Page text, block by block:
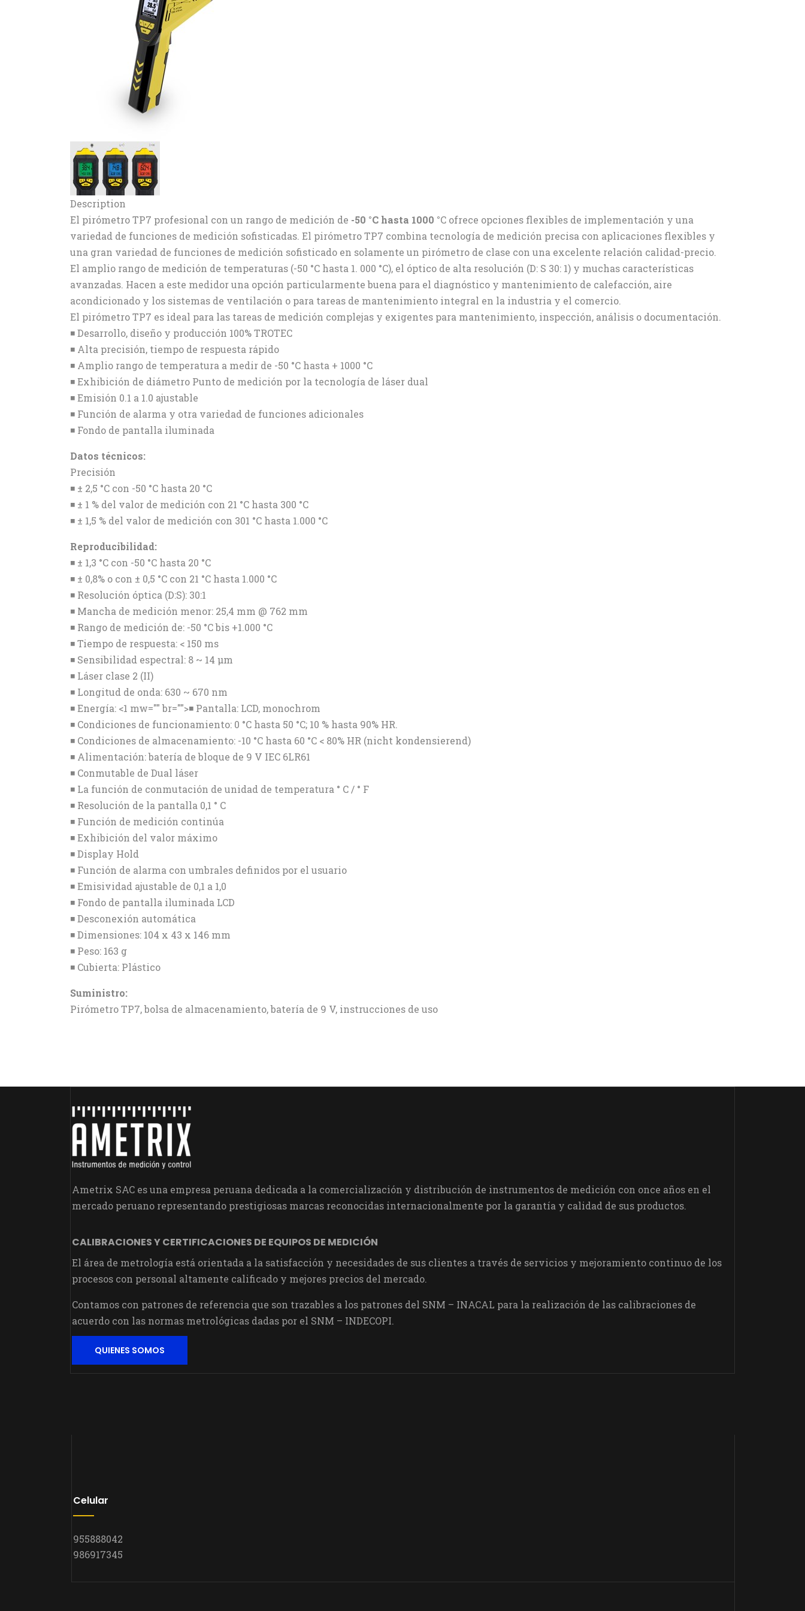
Description
El pirómetro TP7 profesional con un rango de medición de -50 °C hasta 1000 °C ofrece opciones flexibles de implementación y una
variedad de funciones de medición sofisticadas. El pirómetro TP7 combina tecnología de medición precisa con aplicaciones flexibles y
una gran variedad de funciones de medición sofisticado en solamente un pirómetro de clase con una excelente relación calidad-precio.
El amplio rango de medición de temperaturas (-50 °C hasta 1. 000 °C), el óptico de alta resolución (D: S 30: 1) y muchas características
avanzadas. Hacen a este medidor una opción particularmente buena para el diagnóstico y mantenimiento de calefacción, aire
acondicionado y los sistemas de ventilación o para tareas de mantenimiento integral en la industria y el comercio.
El pirómetro TP7 es ideal para las tareas de medición complejas y exigentes para mantenimiento, inspección, análisis o documentación.
◾ Desarrollo, diseño y producción 100% TROTEC
◾ Alta precisión, tiempo de respuesta rápido
◾ Amplio rango de temperatura a medir de -50 °C hasta + 1000 °C
◾ Exhibición de diámetro Punto de medición por la tecnología de láser dual
◾ Emisión 0.1 a 1.0 ajustable
◾ Función de alarma y otra variedad de funciones adicionales
◾ Fondo de pantalla iluminada
Datos técnicos:
Precisión
◾ ± 2,5 °C con -50 °C hasta 20 °C
◾ ± 1 % del valor de medición con 21 °C hasta 300 °C
◾ ± 1,5 % del valor de medición con 301 °C hasta 1.000 °C
Reproducibilidad:
◾ ± 1,3 °C con -50 °C hasta 20 °C
◾ ± 0,8% o con ± 0,5 °C con 21 °C hasta 1.000 °C
◾ Resolución óptica (D:S): 30:1
◾ Mancha de medición menor: 25,4 mm @ 762 mm
◾ Rango de medición de: -50 °C bis +1.000 °C
◾ Tiempo de respuesta: < 150 ms
◾ Sensibilidad espectral: 8 ~ 14 µm
◾ Láser clase 2 (II)
◾ Longitud de onda: 630 ~ 670 nm
◾ Energía: <1 mw="" br="">◾ Pantalla: LCD, monochrom
◾ Condiciones de funcionamiento: 0 °C hasta 50 °C; 10 % hasta 90% HR.
◾ Condiciones de almacenamiento: -10 °C hasta 60 °C < 80% HR (nicht kondensierend)
◾ Alimentación: batería de bloque de 9 V IEC 6LR61
◾ Conmutable de Dual láser
◾ La función de conmutación de unidad de temperatura ° C / ° F
◾ Resolución de la pantalla 0,1 ° C
◾ Función de medición continúa
◾ Exhibición del valor máximo
◾ Display Hold
◾ Función de alarma con umbrales definidos por el usuario
◾ Emisividad ajustable de 0,1 a 1,0
◾ Fondo de pantalla iluminada LCD
◾ Desconexión automática
◾ Dimensiones: 104 x 43 x 146 mm
◾ Peso: 163 g
◾ Cubierta: Plástico
Suministro:
Pirómetro TP7, bolsa de almacenamiento, batería de 9 V, instrucciones de uso
Ametrix SAC es una empresa peruana dedicada a la comercialización y distribución de instrumentos de medición con once años en el
mercado peruano representando prestigiosas marcas reconocidas internacionalmente por la garantía y calidad de sus productos.
CALIBRACIONES Y CERTIFICACIONES DE EQUIPOS DE MEDICIÓN
El área de metrología está orientada a la satisfacción y necesidades de sus clientes a través de servicios y mejoramiento continuo de los
procesos con personal altamente calificado y mejores precios del mercado.
Contamos con patrones de referencia que son trazables a los patrones del SNM – INACAL para la realización de las calibraciones de
acuerdo con las normas metrológicas dadas por el SNM – INDECOPI.
QUIENES SOMOS
Celular
955888042
986917345